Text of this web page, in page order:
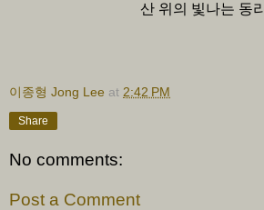
산 위의 빛나는 동리
이종형 Jong Lee at 2:42 PM
Share
No comments:
Post a Comment